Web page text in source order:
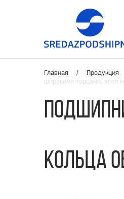
Главная / Продукция
широкими торцами, угол
кольца